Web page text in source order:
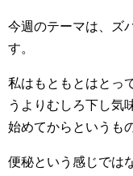
今週のテーマは、ズ
す。
私はもともとはとっ
うよりむしろ下し気
始めてからというも
便秘という感じでは